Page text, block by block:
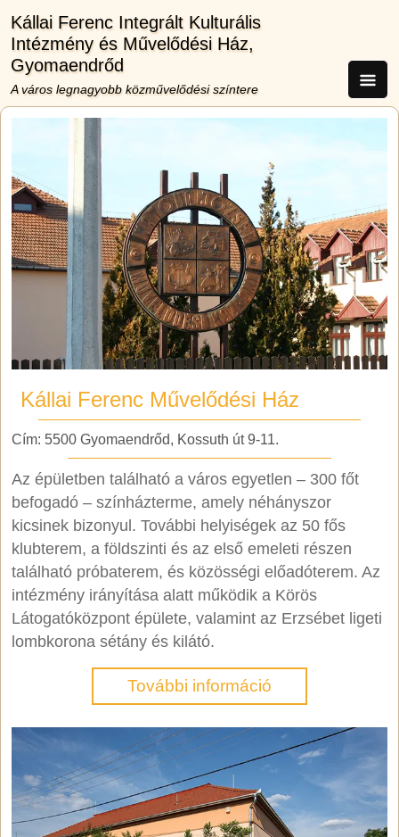
Kállai Ferenc Integrált Kulturális
Intézmény és Művelődési Ház,
Gyomaendrőd
A város legnagyobb közművelődési színtere
Kállai Ferenc Művelődési Ház
Cím: 5500 Gyomaendrőd, Kossuth út 9-11.
Az épületben található a város egyetlen – 300 főt
befogadó – színházterme, amely néhányszor
kicsinek bizonyul. További helyiségek az 50 fős
klubterem, a földszinti és az első emeleti részen
található próbaterem, és közösségi előadóterem. Az
intézmény irányítása alatt működik a Körös
Látogatóközpont épülete, valamint az Erzsébet ligeti
lombkorona sétány és kilátó.
További információ